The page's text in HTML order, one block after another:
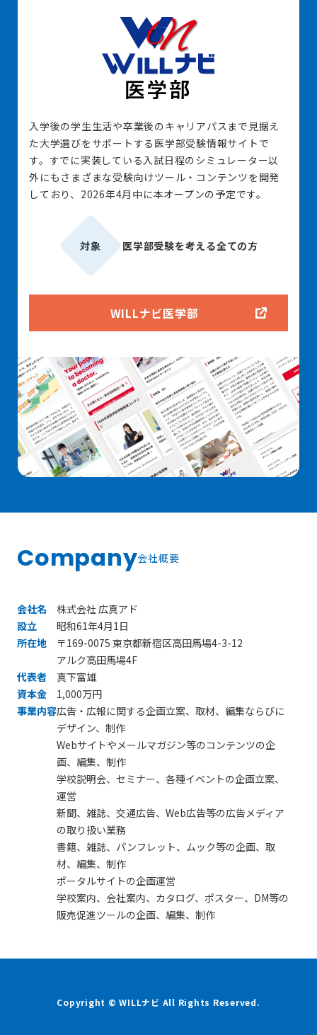
入学後の学生生活や卒業後のキャリアパスまで見据え
た大学選びをサポートする医学部受験情報サイトで
す。すでに実装している入試日程のシミュレーター以
外にもさまざまな受験向けツール・コンテンツを開発
しており、2026年4月中に本オープンの予定です。
対象 医学部受験を考える全ての方
WILLナビ医学部
Company会社概要
会社名
株式会社 広真アド
設立
昭和61年4月1日
所在地
〒169-0075 東京都新宿区高田馬場4-3-12
アルク高田馬場4F
代表者
真下富雄
資本金
1,000万円
事業内容広告・広報に関する企画立案、取材、編集ならびに
デザイン、制作
Webサイトやメールマガジン等のコンテンツの企
画、編集、制作
学校説明会、セミナー、各種イベントの企画立案、
運営
新聞、雑誌、交通広告、Web広告等の広告メディア
の取り扱い業務
書籍、雑誌、パンフレット、ムック等の企画、取
材、編集、制作
ポータルサイトの企画運営
学校案内、会社案内、カタログ、ポスター、DM等の
販売促進ツールの企画、編集、制作
Copyright © WILLナビ All Rights Reserved.